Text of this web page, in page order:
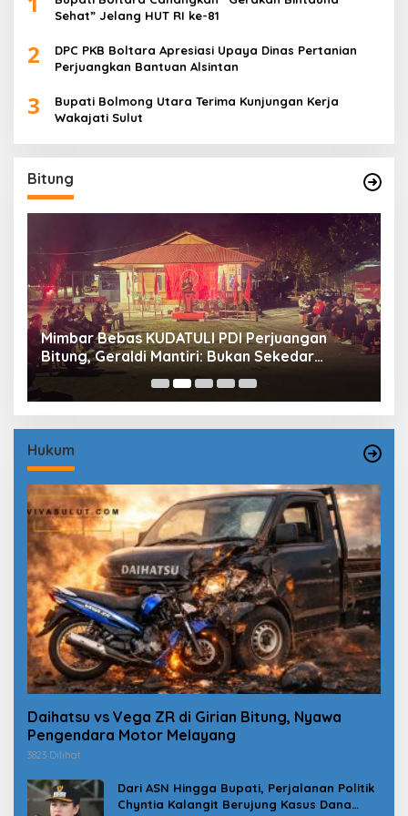
Sehat” Jelang HUT RI ke-81
2
DPC PKB Boltara Apresiasi Upaya Dinas Pertanian
Perjuangkan Bantuan Alsintan
3
Bupati Bolmong Utara Terima Kunjungan Kerja
Wakajati Sulut
Bitung
Mimbar Bebas KUDATULI PDI Perjuangan
Bitung, Geraldi Mantiri: Bukan Sekedar
Sejarah
Hukum
Daihatsu vs Vega ZR di Girian Bitung, Nyawa
Pengendara Motor Melayang
3823 Dilihat
Dari ASN Hingga Bupati, Perjalanan Politik
Chyntia Kalangit Berujung Kasus Dana